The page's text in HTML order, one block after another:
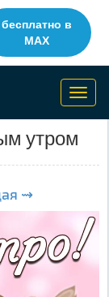
бесплатно в
MAX
утром
⇝